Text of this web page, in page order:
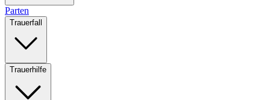
Parten
Trauerfall
Trauerhilfe